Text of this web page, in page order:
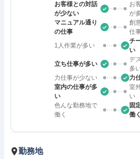
お客様との対話
が少ない
お
が
マニュアル通り
の仕事
創
仕
1人作業が多い
チ
い
立ち仕事が多い
デ
多
力仕事が少ない
力
室内の仕事が多
い
室
い
色んな勤務地で
働く
固
働く
勤務地